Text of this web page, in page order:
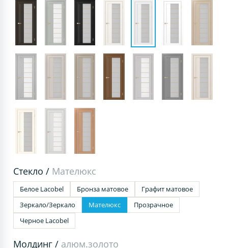
Стекло / Мателюкс
Белое Lacobel Бронза матовое
Графит матовое
Зеркало/Зеркало
Мателюкс
Прозрачное
Черное Lacobel
Молдинг / алюм.золото